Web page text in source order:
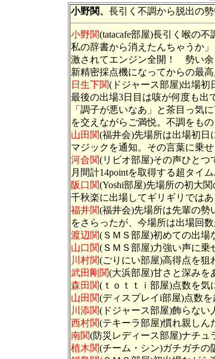
小野関、 長引く不調から脱出の
小野関(tatacafe部屋)長引く喉の
私の辞書から消えたんちゃうか
激されてエンジン全開！ 勢い余
新精密採点機になってからの最
日生下関(ドジャース部屋)出場初
最後の出場3日目は咳が何度も出
「調子が悪いなあ」と茶目っ気
を交えながらご満悦。不調をも
山田関(福井会)先場所は出場初日
マジックを通知。その言葉に乗
河合関(リビオ部屋)その声ひとつ
月間計14pointを取得する超タイ
阪口関(Yoshi部屋)先場所の初大
千秋楽に出場してギリギリでは
福井関(福井会)先場所は先輩の勢
をさらったが、今場所は出場回
渡辺関(ＳＭＳ部屋)初めての出場
山口関(ＳＭＳ部屋)力強い声に乗
川村関(ごりにい部屋)高得点を狙
武田剛関(大浜部屋)甘さと深みを
森田関(ｔｏｔｔｉ部屋)点数を気
山田関(ディスプレイi部屋)点数を
川添関(ドジャース部屋)飾らない
西村関(テキーラ部屋)慣れ親しん
南関(防災レディース部屋)ナチュ
植木関(チーム・シン)ガチガチの